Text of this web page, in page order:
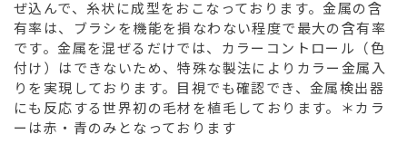
ぜ込んで、糸状に成型をおこなっております。金属の含
有率は、ブラシを機能を損なわない程度で最大の含有率
です。金属を混ぜるだけでは、カラーコントロール（色
付け）はできないため、特殊な製法によりカラー金属入
りを実現しております。目視でも確認でき、金属検出器
にも反応する世界初の毛材を植毛しております。＊カラ
ーは赤・青のみとなっております